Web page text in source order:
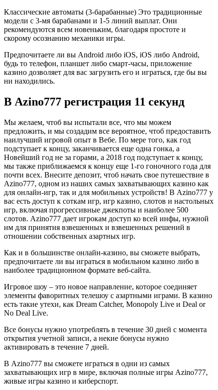
Классические автоматы (3-барабанные) Это традиционные
модели с 3-мя барабанами и 1-5 линий выплат. Они
рекомендуются всем новеньким, благодаря простоте и
скорому осознанию механики игры.
Предпочитаете ли вы Android либо iOS, iOS либо Android,
будь то телефон, планшет либо смарт-часы, приложение
казино дозволяет для вас загрузить его и играться, где бы вы
ни находились.
В Azino777 регистрация 11 секунд
Мы желаем, чтоб вы испытали все, что мы можем
предложить, и мы создадим все вероятное, чтоб предоставить
наилучший игровой опыт в Вебе. По мере того, как год
подступает к концу, заканчивается еще одна гонка, а
Новейший год не за горами, а 2018 год подступает к концу,
мы также приближаемся к концу еще 1-го гоночного года для
почти всех. Внесите депозит, чтоб начать свое путешествие в
Azino777, одном из наших самых захватывающих казино как
для онлайн-игр, так и для мобильных устройств! В Azino777 у
вас есть доступ к соткам игр, игр казино, слотов и настольных
игр, включая прогрессивные джекпоты и наиболее 500
слотов. Azino777 дает игрокам доступ ко всей инфы, нужной
им для принятия взвешенных и взвешенных решений в
отношении собственных азартных игр.
Как и в большинстве онлайн-казино, вы сможете выбрать,
предпочитаете ли вы играться в мобильном казино либо в
наиболее традиционном формате веб-сайта.
Игровое шоу – это новое направление, которое соединяет
элементы фаворитных телешоу с азартными играми. В казино
есть такие утехи, как Dream Catcher, Monopoly Live и Deal or
No Deal Live.
Все бонусы нужно употреблять в течение 30 дней с момента
открытия учетной записи, а некие бонусы нужно
активировать в течение 7 дней.
В Azino777 вы сможете играться в одни из самых
захватывающих игр в мире, включая полные игры Azino777,
живые игры казино и киберспорт.